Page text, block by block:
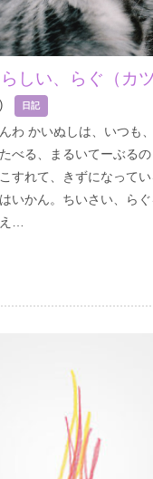
しい、らぐ（カツ
日記
わ かいぬしは、いつも
べる、まるいてーぶる
すれて、きずになってい
いかん。ちいさい、らぐ
…